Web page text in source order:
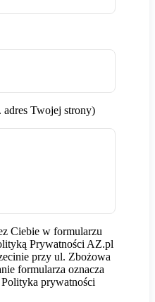
Twojej strony)
Ciebie w formularzu
Prywatności AZ.pl
przy ul. Zbożowa
formularza oznacza
prywatności